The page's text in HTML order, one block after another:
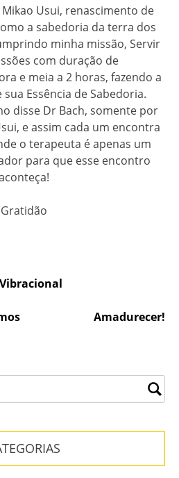
Mikao Usui, renascimento de
a sabedoria da terra dos
minha missão, Servir
com duração de
e meia a 2 horas, fazendo a
Essência de Sabedoria.
disse Dr Bach, somente por
e assim cada um encontra
o terapeuta é apenas um
para que esse encontro
Gratidão
Amadurecer!